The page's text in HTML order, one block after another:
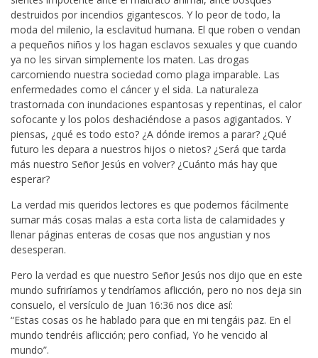
destruidos por incendios gigantescos. Y lo peor de todo, la
moda del milenio, la esclavitud humana. El que roben o vendan
a pequeños niños y los hagan esclavos sexuales y que cuando
ya no les sirvan simplemente los maten. Las drogas
carcomiendo nuestra sociedad como plaga imparable. Las
enfermedades como el cáncer y el sida. La naturaleza
trastornada con inundaciones espantosas y repentinas, el calor
sofocante y los polos deshaciéndose a pasos agigantados. Y
piensas, ¿qué es todo esto? ¿A dónde iremos a parar? ¿Qué
futuro les depara a nuestros hijos o nietos? ¿Será que tarda
más nuestro Señor Jesús en volver? ¿Cuánto más hay que
esperar?
La verdad mis queridos lectores es que podemos fácilmente
sumar más cosas malas a esta corta lista de calamidades y
llenar páginas enteras de cosas que nos angustian y nos
desesperan.
Pero la verdad es que nuestro Señor Jesús nos dijo que en este
mundo sufriríamos y tendríamos aflicción, pero no nos deja sin
consuelo, el versículo de Juan 16:36 nos dice así:
“Estas cosas os he hablado para que en mi tengáis paz. En el
mundo tendréis aflicción; pero confiad, Yo he vencido al
mundo”.